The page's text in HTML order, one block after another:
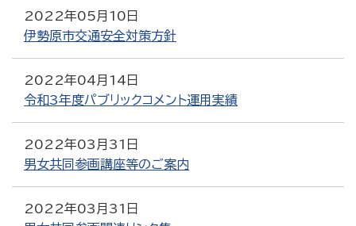
2022年05月10日
伊勢原市交通安全対策方針
2022年04月14日
令和3年度パブリックコメント運用実績
2022年03月31日
男女共同参画講座等のご案内
2022年03月31日